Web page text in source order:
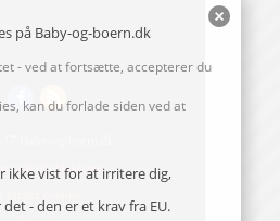
mail til redaktionen
på Baby-og-boern.dk
- ved at fortsætte, accepterer du
kan du forlade siden ved at
ikke vist for at irritere dig,
- den er et krav fra EU.